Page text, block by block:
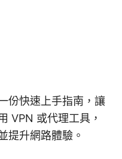
份快速上手指南，讓
VPN 或代理工具，
提升網路體驗。